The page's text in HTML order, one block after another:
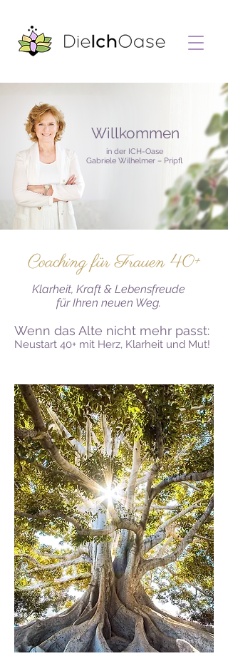
Willkommen
in der ICH-Oase
Gabriele Wilhelmer – Pripfl​
Coaching für Frauen 40+
Klarheit, Kraft & Lebensfreude
für Ihren neuen Weg.
Wenn das Alte nicht mehr passt:
Neustart 40+ mit Herz, Klarheit und Mut!